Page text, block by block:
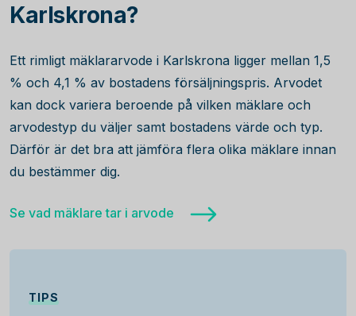
Karlskrona?
Ett rimligt mäklararvode i Karlskrona ligger mellan 1,5
% och 4,1 % av bostadens försäljningspris. Arvodet
kan dock variera beroende på vilken mäklare och
arvodestyp du väljer samt bostadens värde och typ.
Därför är det bra att jämföra flera olika mäklare innan
du bestämmer dig.
Se vad mäklare tar i arvode
TIPS